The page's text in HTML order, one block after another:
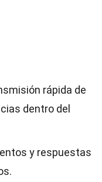
rápida de
dentro del
y respuestas